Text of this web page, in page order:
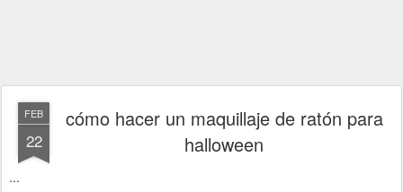
FEB
22
cómo hacer un maquillaje de ratón para
halloween
...